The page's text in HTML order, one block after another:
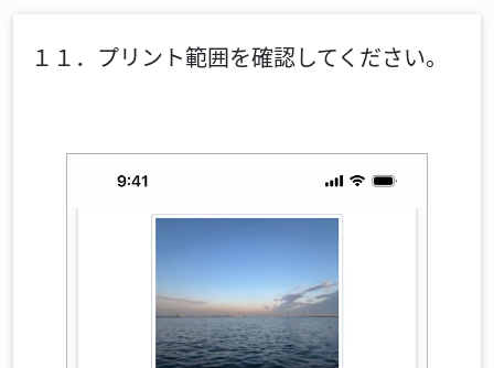
１１．プリント範囲を確認してください。